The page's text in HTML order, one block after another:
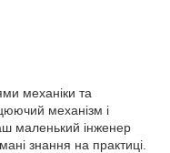
механіки та
механізм і
маленький інженер
знання на практиці.